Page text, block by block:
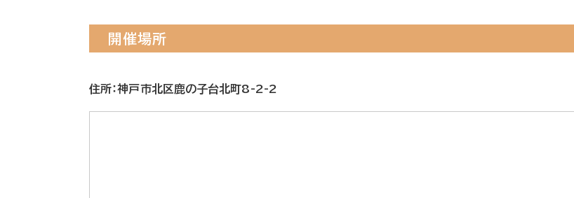
開催場所
住所：神戸市北区鹿の子台北町8-2-2